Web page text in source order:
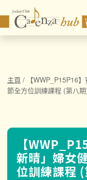
主頁 /
【WWP_P15P16
節全方位訓練課程 (第八
【
新晴」婦女
位訓練課程